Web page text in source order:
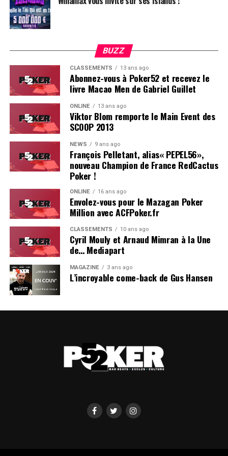
Soleau à gauche, sorti par Logghe au centre
BUZZ
CLASSEMENTS 13 ans ago
Abonnez-vous à Poker52 et recevez le
livre Macao Men de Gabriel Guillet
ONLINE 13 ans ago
Viktor Blom remporte le Main Event des
SCOOP 2013
NEWS 9 ans ago
François Pelletant, alias« PEPEL56»,
nouveau Champion de France RedCactus
Poker !
ONLINE 16 ans ago
Envolez-vous pour le Mazagan Poker
Million avec ACFPoker.fr
CLASSEMENTS 10 ans ago
Cyril Mouly et Arnaud Mimran à la Une
de… Mediapart
MAGAZINE 3 ans ago
L’incroyable come-back de Gus Hansen